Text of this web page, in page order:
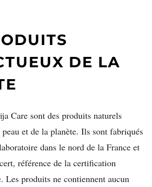
DE LA
Care sont des produits naturels
et de la planète. Ils sont fabriqués
dans le nord de la France et
référence de la certification
Les produits ne contiennent aucun